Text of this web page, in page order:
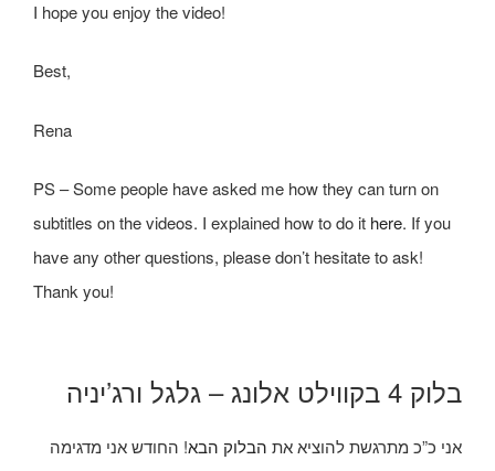
I hope you enjoy the video!
Best,
Rena
PS – Some people have asked me how they can turn on
subtitles on the videos. I explained how to do it here. If you
have any other questions, please don’t hesitate to ask!
Thank you!
בלוק 4 בקווילט אלונג – גלגל ורג’יניה
אני כ”כ מתרגשת להוציא את הבלוק הבא! החודש אני מדגימה